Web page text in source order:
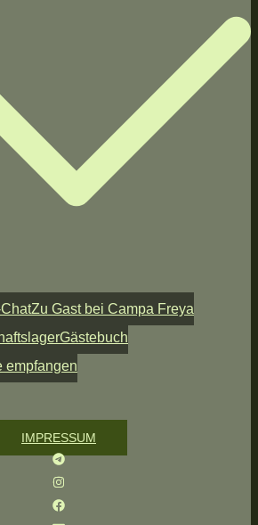
Zu Gast bei Campa Freya
Gästebuch
empfangen
IMPRESSUM